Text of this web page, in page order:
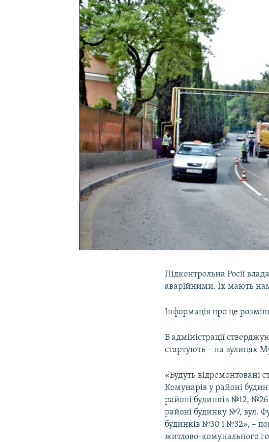
УКРАЇНСЬКА ПРОБЛЕМА КРИМУ
Підконтрольна Росії
аварійними. Їх мають
Інформація про це
В адміністрації
стартують – на вулицях
«Будуть відремонтовані
Комунарів у районі
районі будинків №12,
районі будинку №7, вул.
будинків №30 і №32», –
житлово-комунального